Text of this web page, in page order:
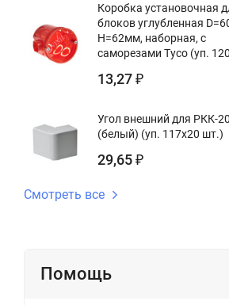
Коробка установочная
блоков углубленная
Н=62мм, наборная, с
саморезами Тусо (уп.
13,27 ₽
Угол внешний для РКК-
(белый) (уп. 117х20 шт.)
29,65 ₽
Смотреть все
Помощь